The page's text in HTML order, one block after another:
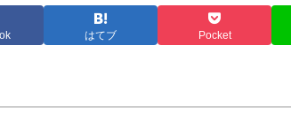
はてブ Pocket